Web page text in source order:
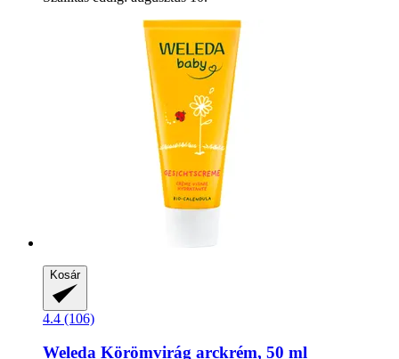
Kosár
4.4 (106)
Weleda Körömvirág arckrém, 50 ml